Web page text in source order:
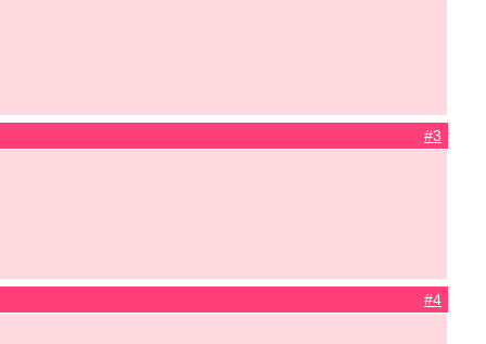
#3
#4